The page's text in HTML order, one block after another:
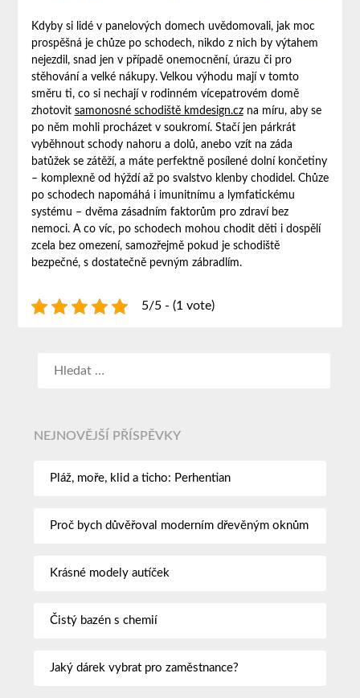
Kdyby si lidé v panelových domech uvědomovali, jak moc
prospěšná je chůze po schodech, nikdo z nich by výtahem
nejezdil, snad jen v případě onemocnění, úrazu či pro
stěhování a velké nákupy. Velkou výhodu mají v tomto
směru ti, co si nechají v rodinném vícepatrovém domě
zhotovit samonosné schodiště kmdesign.czna míru, aby se
po něm mohli procházet v soukromí. Stačí jen párkrát
vyběhnout schody nahoru a dolů, anebo vzít na záda
batůžek se zátěží, a máte perfektně posílené dolní končetiny
– komplexně od hýždí až po svalstvo klenby chodidel. Chůze
po schodech napomáhá i imunitnímu a lymfatickému
systému – dvěma zásadním faktorům pro zdraví bez
nemoci. A co víc, po schodech mohou chodit děti i dospělí
zcela bez omezení, samozřejmě pokud je schodiště
bezpečné, s dostatečně pevným zábradlím.
5/5 - (1 vote)
NEJNOVĚJŠÍ PŘÍSPĚVKY
Pláž, moře, klid a ticho: Perhentian
Proč bych důvěřoval moderním dřevěným oknům
Krásné modely autíček
Čistý bazén s chemií
Jaký dárek vybrat pro zaměstnance?